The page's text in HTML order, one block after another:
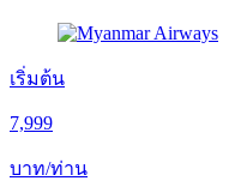
เริ่มต้น
7,999
บาท/ท่าน